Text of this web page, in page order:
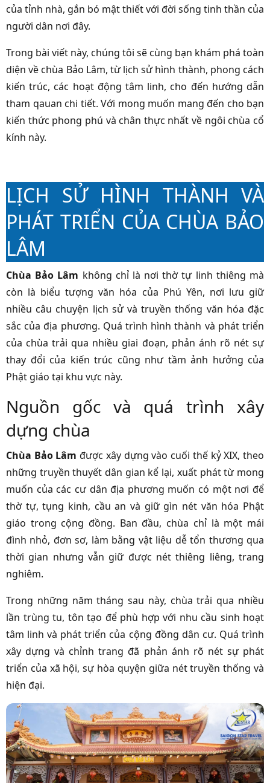
của tỉnh nhà, gắn bó mật thiết với đời sống tinh thần của
người dân nơi đây.
Trong bài viết này, chúng tôi sẽ cùng bạn khám phá toàn
diện về chùa Bảo Lâm, từ lịch sử hình thành, phong cách
kiến trúc, các hoạt động tâm linh, cho đến hướng dẫn
tham qauan chi tiết. Với mong muốn mang đến cho bạn
kiến thức phong phú và chân thực nhất về ngôi chùa cổ
kính này.
LỊCH SỬ HÌNH THÀNH VÀ
PHÁT TRIỂN CỦA CHÙA BẢO
LÂM
Chùa Bảo Lâm không chỉ là nơi thờ tự linh thiêng mà
còn là biểu tượng văn hóa của Phú Yên, nơi lưu giữ
nhiều câu chuyện lịch sử và truyền thống văn hóa đặc
sắc của địa phương. Quá trình hình thành và phát triển
của chùa trải qua nhiều giai đoạn, phản ánh rõ nét sự
thay đổi của kiến trúc cũng như tầm ảnh hưởng của
Phật giáo tại khu vực này.
Nguồn gốc và quá trình xây
dựng chùa
Chùa Bảo Lâm được xây dựng vào cuối thế kỷ XIX, theo
những truyền thuyết dân gian kể lại, xuất phát từ mong
muốn của các cư dân địa phương muốn có một nơi để
thờ tự, tụng kinh, cầu an và giữ gìn nét văn hóa Phật
giáo trong cộng đồng. Ban đầu, chùa chỉ là một mái
đình nhỏ, đơn sơ, làm bằng vật liệu dễ tổn thương qua
thời gian nhưng vẫn giữ được nét thiêng liêng, trang
nghiêm.
Trong những năm tháng sau này, chùa trải qua nhiều
lần trùng tu, tôn tạo để phù hợp với nhu cầu sinh hoạt
tâm linh và phát triển của cộng đồng dân cư. Quá trình
xây dựng và chỉnh trang đã phản ánh rõ nét sự phát
triển của xã hội, sự hòa quyện giữa nét truyền thống và
hiện đại.